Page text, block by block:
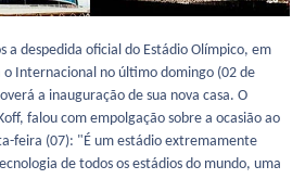
a despedida oficial do Estádio Olímpico, em
o Internacional no último domingo (02 de
a inauguração de sua nova casa. O
falou com empolgação sobre a ocasião ao
feira (07): "É um estádio extremamente
de todos os estádios do mundo, uma